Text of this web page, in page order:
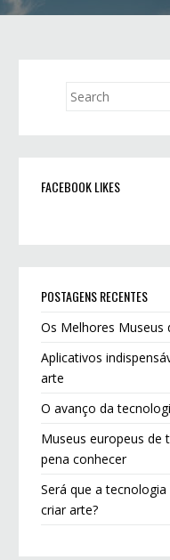
FACEBOOK LIKES
POSTAGENS RECENTES
Os Melhores Museus
Aplicativos
arte
O avanço da
Museus europeus de
pena conhecer
Será que a
criar arte?